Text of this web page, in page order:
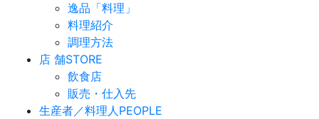
逸品「料理」
料理紹介
調理方法
店 舗STORE
飲食店
販売・仕入先
生産者／料理人PEOPLE